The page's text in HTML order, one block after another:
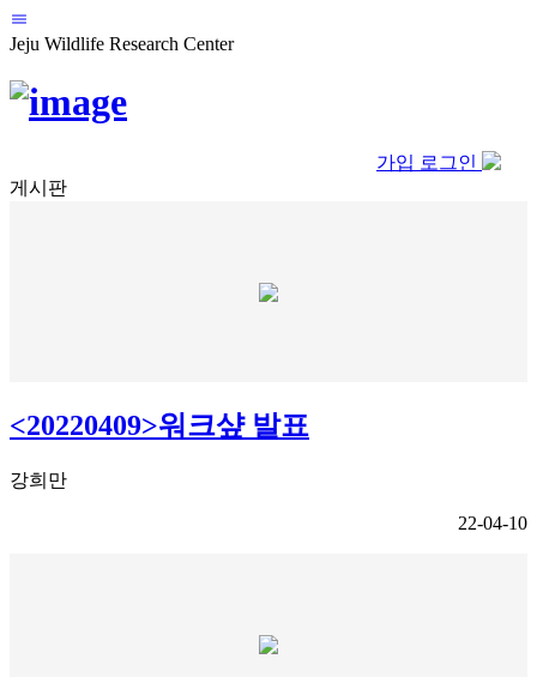
Jeju Wildlife Research Center
가입 로그인
게시판
<20220409>워크샾 발표
강희만
22-04-10